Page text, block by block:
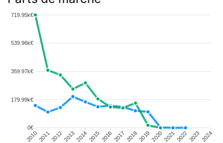
719.95k€
539.96k€
359.97k€
179.99k€
0€
201020112012201320142015 2016 2017 201820192020202120222023 2024